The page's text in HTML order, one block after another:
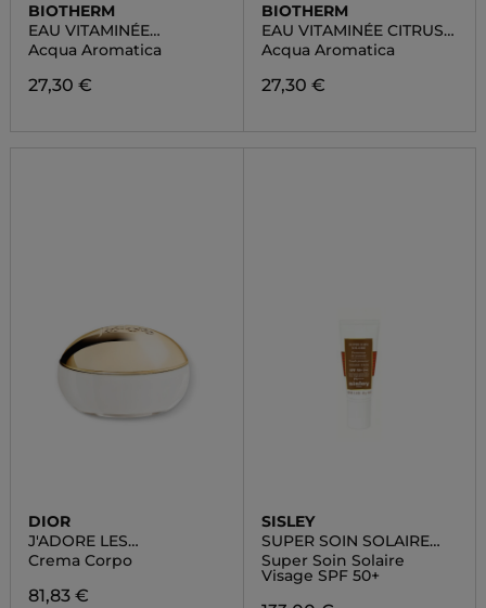
BIOTHERM
EAU VITAMINÉE
PULSATION BERRY
Acqua Aromatica
27,30 €
BIOTHERM
EAU VITAMINÉE CITRUS
TONIC
Acqua Aromatica
27,30 €
DIOR
J'ADORE LES
ADORABLES
Crema Corpo
81,83 €
SISLEY
SUPER SOIN SOLAIRE
VISAGE SPF50+
Super Soin Solaire
Visage SPF 50+